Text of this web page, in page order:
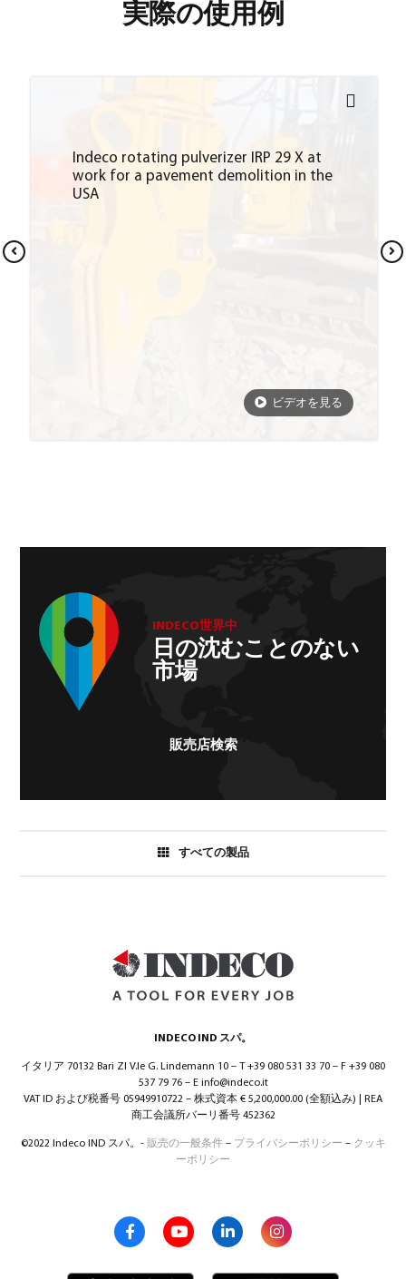
実際の使用例
Indeco rotating pulverizer IRP 29 X at
work for a pavement demolition in the
USA
ビデオを見る
INDECO世界中
日の沈むことのない
市場
販売店検索
すべての製品
INDECO IND スパ。
イタリア 70132 Bari ZI V.le G. Lindemann 10 – T +39 080 531 33 70 – F +39 080
537 79 76 – E info@indeco.it
VAT ID および税番号 05949910722 – 株式資本 € 5,200,000.00 (全額込み) | REA
商工会議所バーリ番号 452362
©2022 Indeco IND スパ。- 販売の一般条件– プライバシーポリシー – クッキ
ーポリシー